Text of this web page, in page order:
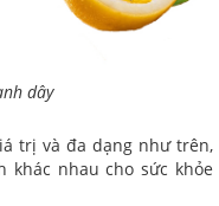
dây
trị và đa dạng như trên,
nhau cho sức khỏe